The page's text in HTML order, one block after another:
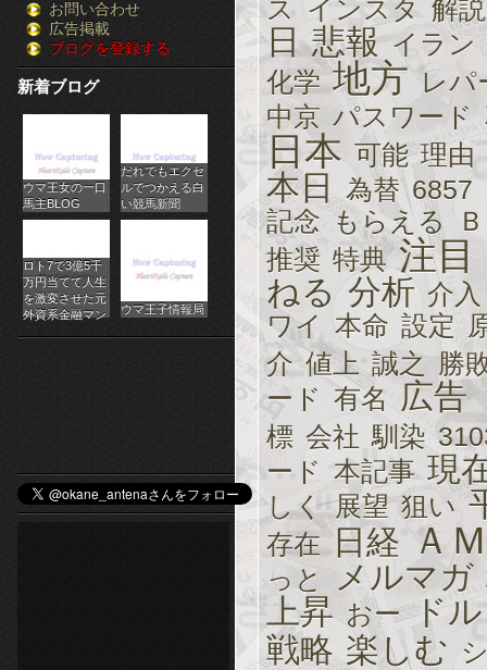
競
馬
パ
チ
ス
ロ
オ
ン
ラ
イ
ン
カ
ジ
ノ
etc-
お問い合わせ
広告掲載
ブログを登録する
新着ブログ
ウマ王女の一口
馬主BLOG
だれでもエクセ
ルでつかえる白
い競馬新聞
ロト7で3億5千
万円当てて人生
を激変させた元
外資系金融マン
ウマ王子情報局
ス
インスタ 解説
日 悲報 イラン
化学 地方 レパ
中京 パスワード
日本 可能 理由
本日 為替 6857
記念 もらえる
推奨 特典 注目
ねる 分析 介入
ワイ 本命 設定
介 値上 誠之 勝
ード 有名 広告
標 会社 馴染
ード 本記事 現
しく 展望 狙い
存在 日経 Ａ
っと メルマガ
上昇 おー ドル
戦略 楽しむ